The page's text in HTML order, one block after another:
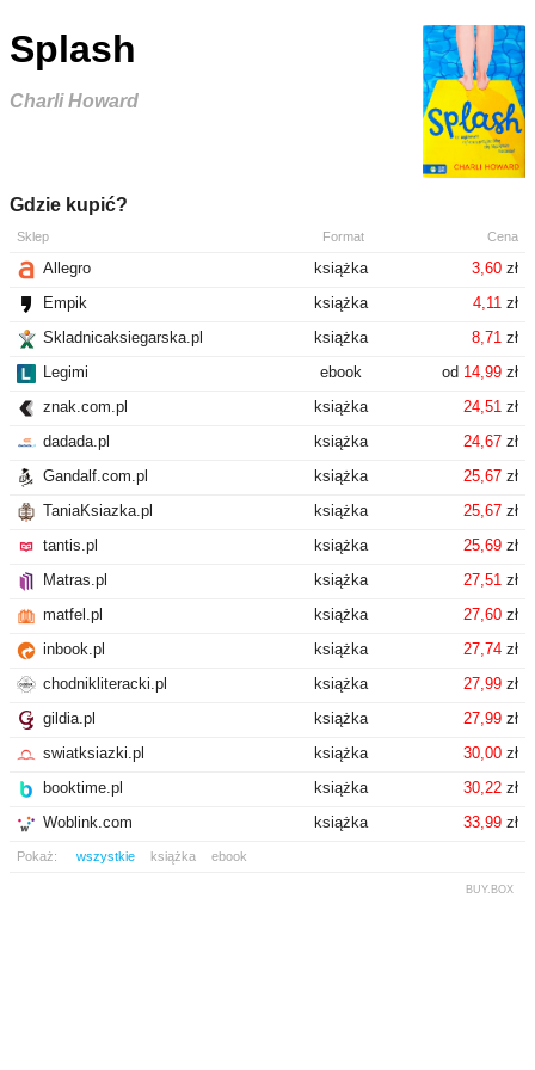
Splash
Charli Howard
Gdzie kupić?
Sklep Format Cena
Allegro książka 3,60 zł
Empik
książka 4,11 zł
Skladnicaksiegarska.pl
książka 8,71 zł
Legimi
ebook od 14,99 zł
znak.com.pl
książka 24,51 zł
dadada.pl
książka 24,67 zł
Gandalf.com.pl
książka 25,67 zł
TaniaKsiazka.pl
książka 25,67 zł
tantis.pl
książka 25,69 zł
Matras.pl
książka 27,51 zł
matfel.pl
książka 27,60 zł
inbook.pl
książka 27,74 zł
chodnikliteracki.pl
książka 27,99 zł
gildia.pl
książka 27,99 zł
swiatksiazki.pl
książka 30,00 zł
booktime.pl
książka 30,22 zł
Woblink.com
książka 33,99 zł
Pokaż: wszystkie książka ebook
BUY.BOX